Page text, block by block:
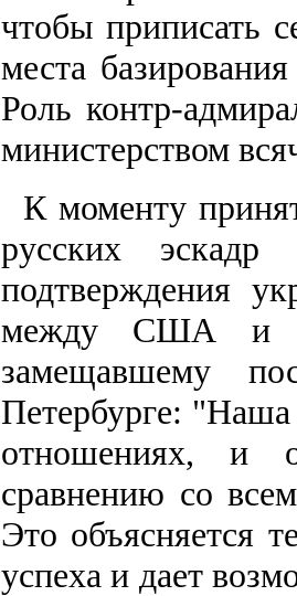
чтобы приписать
места
Роль контр-
министерством
К моменту
русских
подтверждения
между США и
замещавшему
Петербурге: "Наша
отношениях, и
сравнению со
Это объясняется
успеха и дает